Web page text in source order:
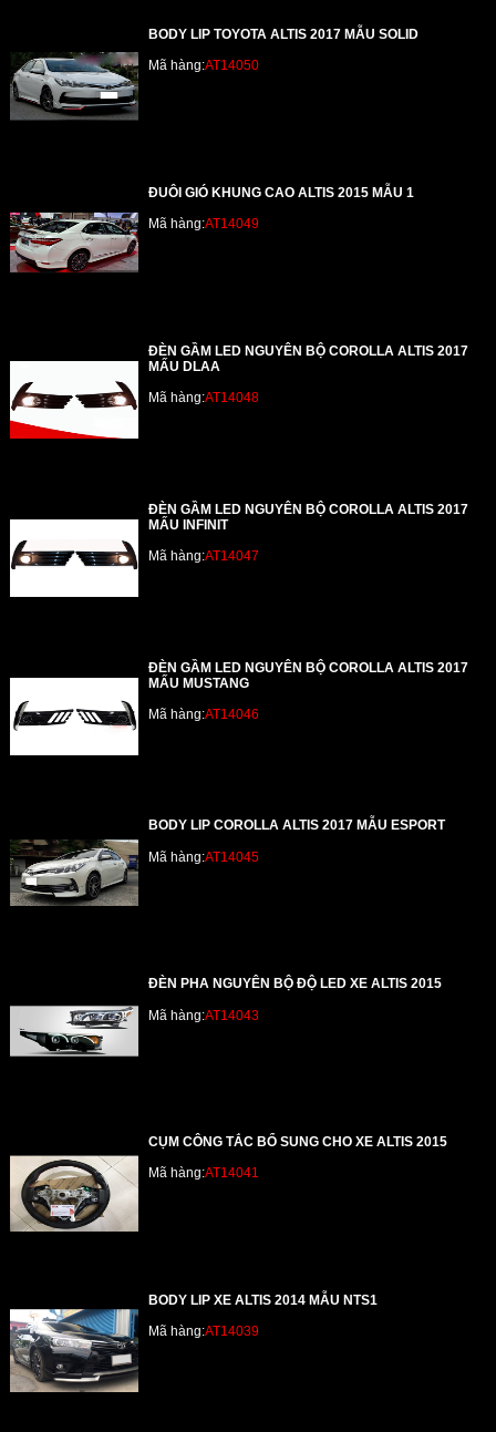
BODY LIP TOYOTA ALTIS 2017 MẪU SOLID
Mã hàng:AT14050
ĐUÔI GIÓ KHUNG CAO ALTIS 2015 MẪU 1
Mã hàng:AT14049
ĐÈN GẦM LED NGUYÊN BỘ COROLLA ALTIS 2017
MẤU DLAA
Mã hàng:AT14048
ĐÈN GẦM LED NGUYÊN BỘ COROLLA ALTIS 2017
MẤU INFINIT
Mã hàng:AT14047
ĐÈN GẦM LED NGUYÊN BỘ COROLLA ALTIS 2017
MẤU MUSTANG
Mã hàng:AT14046
BODY LIP COROLLA ALTIS 2017 MẪU ESPORT
Mã hàng:AT14045
ĐÈN PHA NGUYÊN BỘ ĐỘ LED XE ALTIS 2015
Mã hàng:AT14043
CỤM CÔNG TẮC BỔ SUNG CHO XE ALTIS 2015
Mã hàng:AT14041
BODY LIP XE ALTIS 2014 MẪU NTS1
Mã hàng:AT14039